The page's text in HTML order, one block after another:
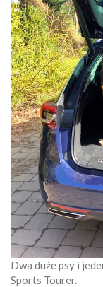
Dwa duże psy i
Sports Tourer.